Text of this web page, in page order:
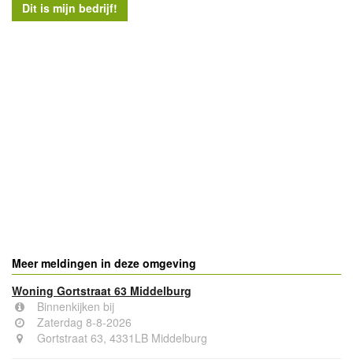
Meer meldingen in deze omgeving
Woning Gortstraat 63 Middelburg
Binnenkijken bij
Zaterdag 8-8-2026
Gortstraat 63, 4331LB Middelburg